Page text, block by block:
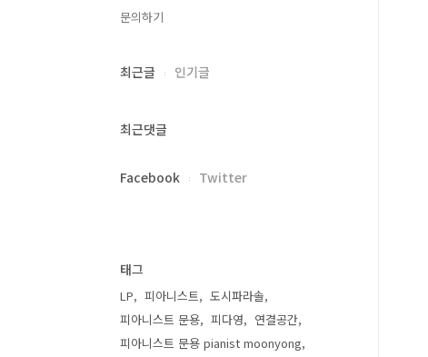
문의하기
최근글 인기글
최근댓글
Facebook Twitter
태그
LP 피아니스트
도시파라솔
피아니스트 문용
피다영
연결공간
피아니스트 문용 pianist moonyong